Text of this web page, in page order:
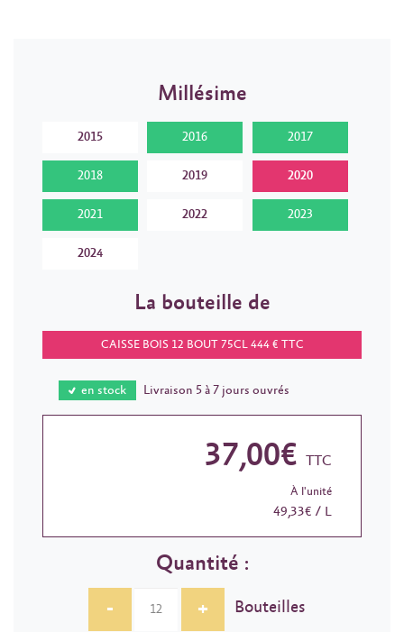
Millésime
2015 2016 2017
2018 2019 2020
2021 2022 2023
2024
La bouteille de
CAISSE BOIS 12 BOUT 75CL 444 € TTC
en stock Livraison 5 à 7 jours ouvrés
37,00€ TTC
À l'unité
49,33€ / L
Quantité :
-
+ Bouteilles